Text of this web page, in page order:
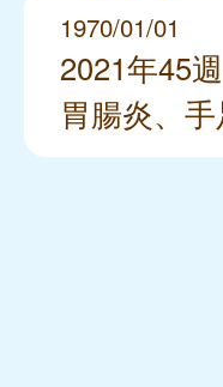
1970/01/01
2021年45
胃腸炎、